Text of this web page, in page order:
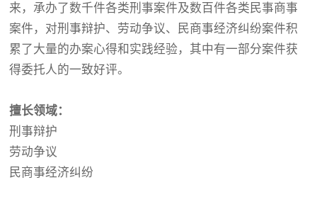
来，承办了数千件各类刑事案件及数百件各类民事商事
案件，对刑事辩护、劳动争议、民商事经济纠纷案件积
累了大量的办案心得和实践经验，其中有一部分案件获
得委托人的一致好评。
擅长领域：
刑事辩护
劳动争议
民商事经济纠纷